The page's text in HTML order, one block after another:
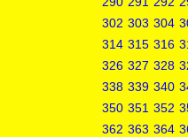
302 303 304
314 315 316
326 327 328
338 339 340
350 351 352
362 363 364